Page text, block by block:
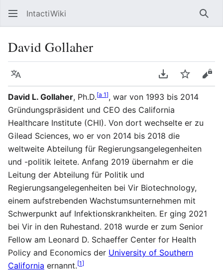
IntactiWiki
David Gollaher
Sprache PDF
David L. Gollaher, Ph.D.[a 1], war von 1993 bis 2014
Gründungspräsident und CEO des California
Healthcare Institute (CHI). Von dort wechselte er zu
Gilead Sciences, wo er von 2014 bis 2018 die
weltweite Abteilung für Regierungsangelegenheiten
und -politik leitete. Anfang 2019 übernahm er die
Leitung der Abteilung für Politik und
Regierungsangelegenheiten bei Vir Biotechnology,
einem aufstrebenden Wachstumsunternehmen mit
Schwerpunkt auf Infektionskrankheiten. Er ging 2021
bei Vir in den Ruhestand. 2018 wurde er zum Senior
Fellow am Leonard D. Schaeffer Center for Health
Policy and Economics der University of Southern
California ernannt.[1]